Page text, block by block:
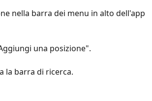
nella barra dei menu in alto dell'app
una posizione".
la barra di ricerca.